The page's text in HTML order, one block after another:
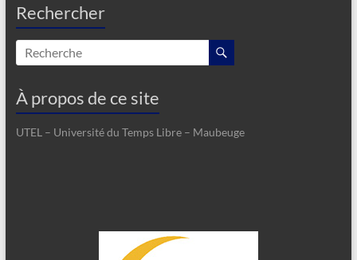
Rechercher
À propos de ce site
UTEL – Université du Temps Libre – Maubeuge